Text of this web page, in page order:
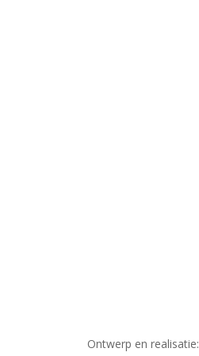
Ontwerp en realisatie: